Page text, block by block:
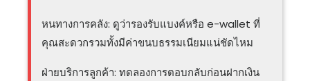
หนทางการคลัง: ดูว่ารองรับแบงค์หรือ e-wallet ที่
คุณสะดวกรวมทั้งมีค่าขนบธรรมเนียมแน่ชัดไหม
ฝ่ายบริการลูกค้า: ทดลองการตอบกลับก่อนฝากเงิน